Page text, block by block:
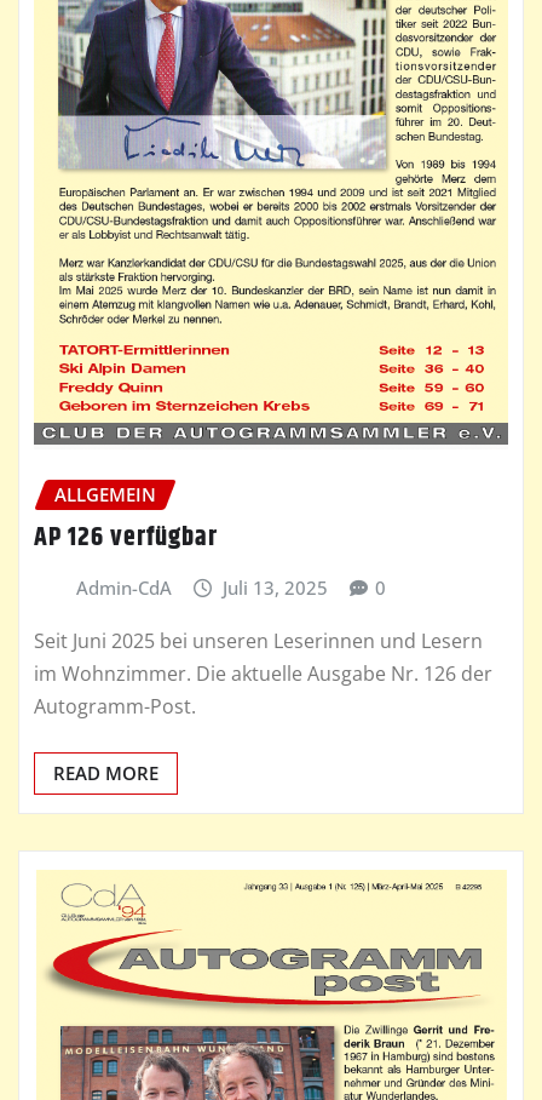
ALLGEMEIN
AP 126 verfügbar
Admin-CdA Juli 13, 2025 0
Seit Juni 2025 bei unseren Leserinnen und Lesern
im Wohnzimmer. Die aktuelle Ausgabe Nr. 126 der
Autogramm-Post.
READ MORE